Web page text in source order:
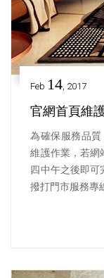
Feb 14, 2017
官網首頁維
為確保服務品
維護作業，若網
四中午之後即可
撥打門市服務專